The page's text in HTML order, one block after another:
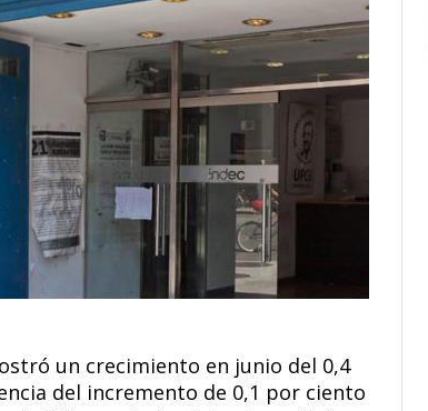
un crecimiento en junio del 0,4
del incremento de 0,1 por ciento